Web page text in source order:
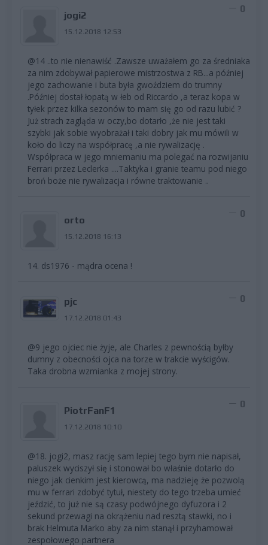
jogi2
15.12.2018 12:53
0
@14 ..to nie nienawiść .Zawsze uważałem go za średniaka
za nim zdobywał papierowe mistrzostwa z RB...a później
jego zachowanie i buta była gwoździem do trumny
.Później dostał łopatą w łeb od Riccardo ,a teraz kopa w
tyłek przez kilka sezonów to mam się go od razu lubić ?
Już strach zagląda w oczy,bo dotarło ,że nie jest taki
szybki jak sobie wyobrażał i taki dobry jak mu mówili w
koło do liczy na współpracę ,a nie rywalizację .
Współpraca w jego mniemaniu ma polegać na rozwijaniu
Ferrari przez Leclerka ....Taktyka i granie teamu pod niego
broń boże nie rywalizacja i równe traktowanie ..
orto
15.12.2018 16:13
0
14. ds1976 - mądra ocena !
pjc
17.12.2018 01:43
0
@9 jego ojciec nie żyje, ale Charles z pewnością byłby
dumny z obecności ojca na torze w trakcie wyścigów.
Taka drobna wzmianka z mojej strony.
PiotrFanF1
17.12.2018 10:10
0
@18. jogi2, masz rację sam lepiej tego bym nie napisał,
paluszek wyciszył się i stonował bo właśnie dotarło do
niego jak cienkim jest kierowcą, ma nadzieję że pozwolą
mu w ferrari zdobyć tytuł, niestety do tego trzeba umieć
jeździć, to już nie są czasy podwójnego dyfuzora i 2
sekund przewagi na okrążeniu nad resztą stawki, no i
brak Helmuta Marko aby za nim stanął i przyhamował
zespołowego partnera